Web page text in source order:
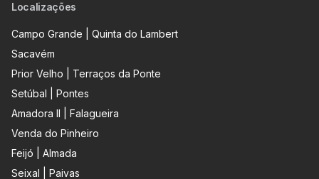
Localizações
Campo Grande | Quinta do Lambert
Sacavém
Prior Velho | Terraços da Ponte
Setúbal | Pontes
Amadora II | Falagueira
Venda do Pinheiro
Feijó | Almada
Seixal | Paivas